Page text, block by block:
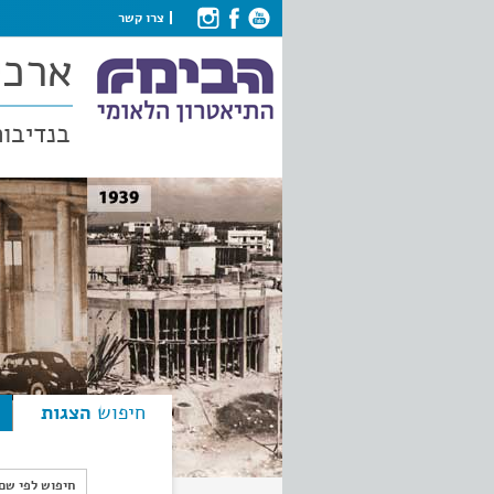
צרו קשר
חיפוש הצגות
חיפוש לפי